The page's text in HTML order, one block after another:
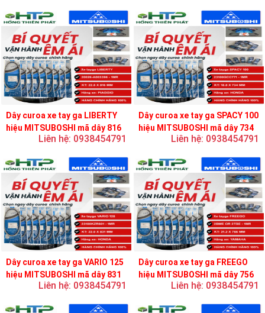
Dây curoa xe tay ga LIBERTY
hiệu MITSUBOSHI mã dây 816
Liên hệ: 0938454791
Dây curoa xe tay ga SPACY 100
hiệu MITSUBOSHI mã dây 734
Liên hệ: 0938454791
Dây curoa xe tay ga VARIO 125
hiệu MITSUBOSHI mã dây 831
Liên hệ: 0938454791
Dây curoa xe tay ga FREEGO
hiệu MITSUBOSHI mã dây 756
Liên hệ: 0938454791